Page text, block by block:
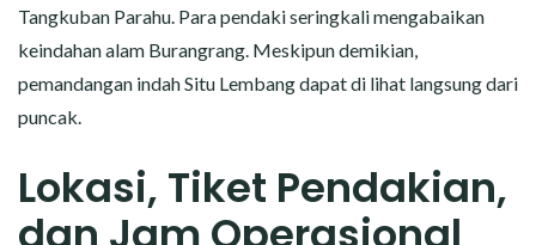
Tangkuban Parahu. Para pendaki seringkali mengabaikan
keindahan alam Burangrang. Meskipun demikian,
pemandangan indah Situ Lembang dapat di lihat langsung dari
puncak.
Lokasi, Tiket Pendakian,